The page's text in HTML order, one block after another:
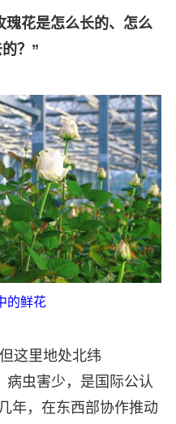
瑰花是怎么长的、怎么
？”
的鲜花
这里地处北纬
病虫害少，是国际公认
年，在东西部协作推动